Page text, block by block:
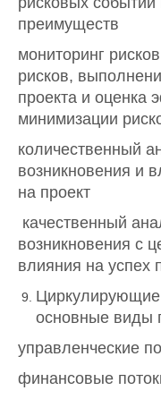
преимуществ
мониторинг
рисков,
проекта и оценка
минимизации
количественный
возникновения и
на проект
качественный
возникновения с
влияния на успех
Циркулирующие
основные виды
управленческие
финансовые